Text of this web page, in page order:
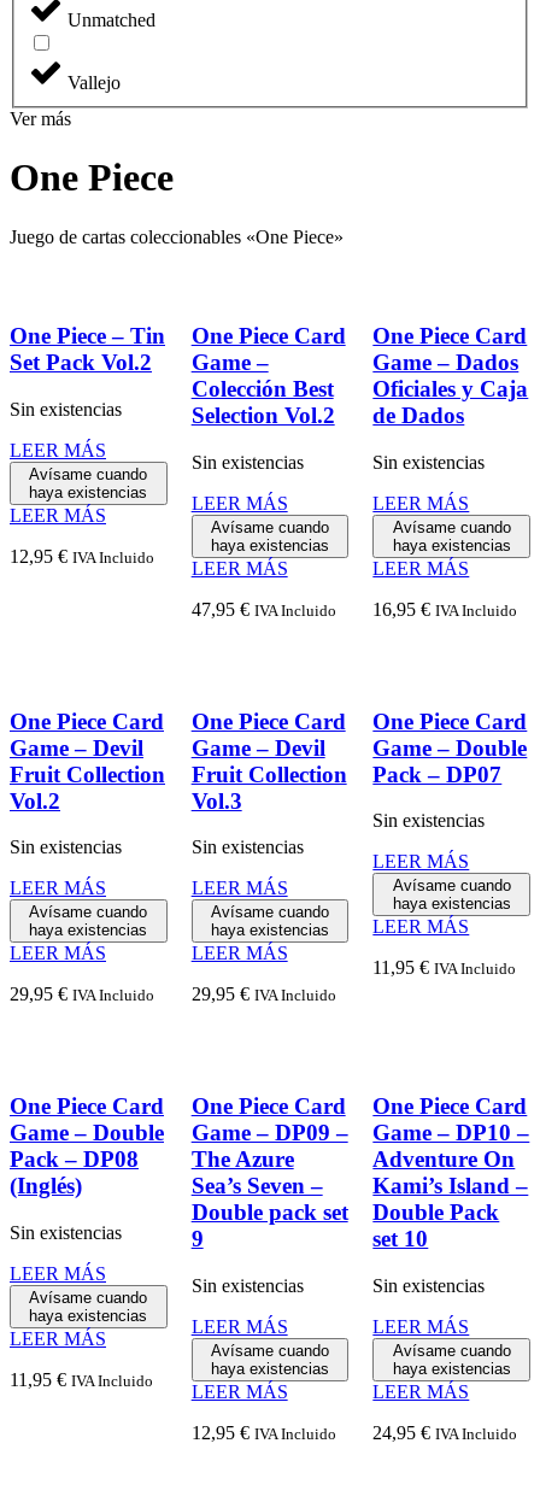
Unmatched
Vallejo
Ver más
One Piece
Juego de cartas coleccionables «One Piece»
One Piece – Tin
Set Pack Vol.2
Sin existencias
LEER MÁS
Avísame cuando
haya existencias
LEER MÁS
12,95 € IVA Incluido
One Piece Card
Game –
Colección Best
Selection Vol.2
Sin existencias
LEER MÁS
Avísame cuando
haya existencias
LEER MÁS
47,95 € IVA Incluido
One Piece Card
Game – Dados
Oficiales y Caja
de Dados
Sin existencias
LEER MÁS
Avísame cuando
haya existencias
LEER MÁS
16,95€ IVA Incluido
One Piece Card
Game – Devil
Fruit Collection
Vol.2
Sin existencias
LEER MÁS
Avísame cuando
haya existencias
LEER MÁS
29,95 € IVA Incluido
One Piece Card
Game – Devil
Fruit Collection
Vol.3
Sin existencias
LEER MÁS
Avísame cuando
haya existencias
LEER MÁS
29,95 € IVA Incluido
One Piece Card
Game – Double
Pack – DP07
Sin existencias
LEER MÁS
Avísame cuando
haya existencias
LEER MÁS
11,95€ IVA Incluido
One Piece Card
Game – Double
Pack – DP08
(Inglés)
Sin existencias
LEER MÁS
Avísame cuando
haya existencias
LEER MÁS
11,95 € IVA Incluido
One Piece Card
Game – DP09 –
The Azure
Sea’s Seven –
Double pack set
9
Sin existencias
LEER MÁS
Avísame cuando
haya existencias
LEER MÁS
12,95 € IVA Incluido
One Piece Card
Game – DP10 –
Adventure On
Kami’s Island –
Double Pack
set 10
Sin existencias
LEER MÁS
Avísame cuando
haya existencias
LEER MÁS
24,95€ IVA Incluido